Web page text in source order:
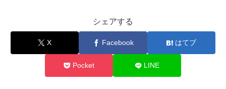
シェアする
X Facebook はてブ
Pocket LINE